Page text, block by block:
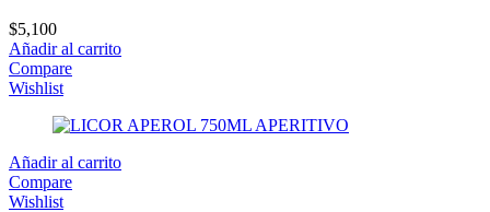
$5,100
Añadir al carrito
Compare
Wishlist
Añadir al carrito
Compare
Wishlist